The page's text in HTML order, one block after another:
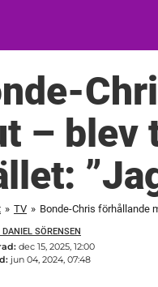
– blev
» TV » Bonde-Chris förhållande
SÖRENSEN
dec 15, 2025, 12:00
jun 04, 2024, 07:48